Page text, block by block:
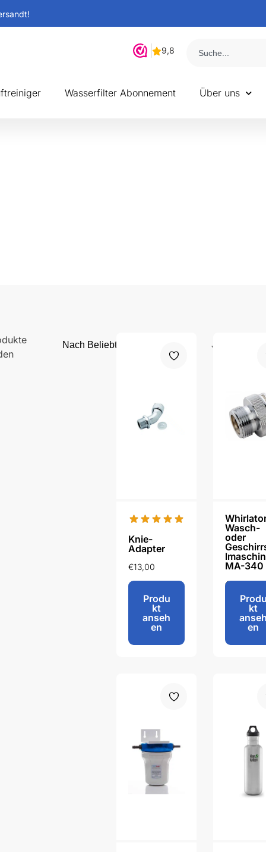
Wasserfilter Abonnement Über uns
Knie-
Adapter
€13,00
Produ
kt
anseh
en
Wasch-
oder
MA-340
€74,95
Produ
kt
anseh
en